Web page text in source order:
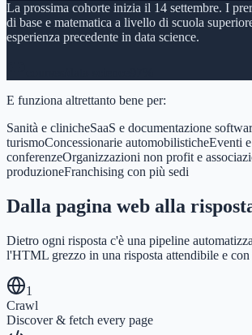
La prossima cohorte inizia il 14 settembre. I
di base e matematica a livello di scuola
esperienza precedente in data science.
E funziona altrettanto bene per:
Sanità e clinicheSaaS e documentazione
turismoConcessionarie automobilisticheEventi e
conferenzeOrganizzazioni non profit e
produzioneFranchising con più sedi
Dalla pagina web alla
Dietro ogni risposta c'è una pipeline
l'HTML grezzo in una risposta attendibile e con
1
Crawl
Discover & fetch every page